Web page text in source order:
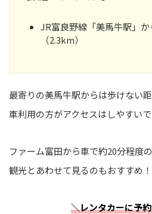
JR富良野線「美馬牛駅」
（2.3km）
最寄りの美馬牛駅からは歩けない
車利用の方がアクセスはしやすいで
ファーム富田から車で約20分程度
観光とあわせて見るのもおすすめ！
＼レンタカーに予